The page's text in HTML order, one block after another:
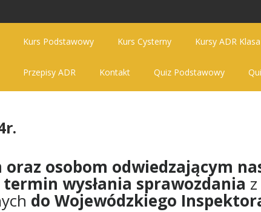
Kurs Podstawowy Kurs Cysterny Kursy ADR
Przepisy ADR Kontakt Quiz Podstawowy
osobom odwiedzającym
termin wysłania sprawozdania
do Wojewódzkiego